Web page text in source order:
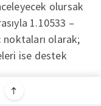
olursak
1.10533 –
noktaları olarak;
ise destek